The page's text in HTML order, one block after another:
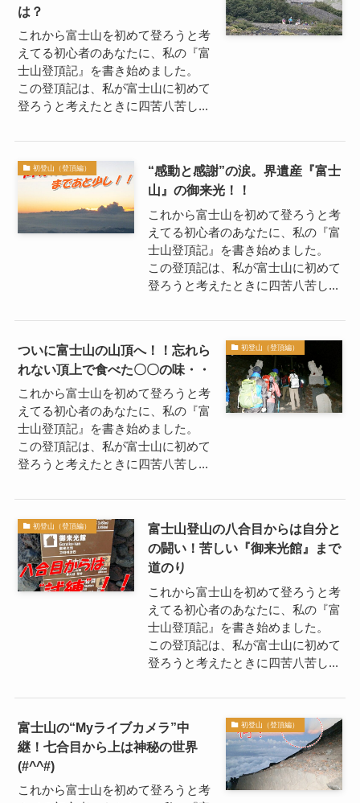
は？
これから富士山を初めて登ろうと考
えてる初心者のあなたに、私の『富
士山登頂記』を書き始めました。
この登頂記は、私が富士山に初めて
登ろうと考えたときに四苦八苦し...
初登山（登頂編）
“感動と感謝”の涙。界遺産『富士
山』の御来光！！
これから富士山を初めて登ろうと考
えてる初心者のあなたに、私の『富
士山登頂記』を書き始めました。
この登頂記は、私が富士山に初めて
登ろうと考えたときに四苦八苦し...
初登山（登頂編）
ついに富士山の山頂へ！！忘れら
れない頂上で食べた〇〇の味・・
これから富士山を初めて登ろうと考
えてる初心者のあなたに、私の『富
士山登頂記』を書き始めました。
この登頂記は、私が富士山に初めて
登ろうと考えたときに四苦八苦し...
初登山（登頂編）
富士山登山の八合目からは自分と
の闘い！苦しい『御来光館』まで
道のり
これから富士山を初めて登ろうと考
えてる初心者のあなたに、私の『富
士山登頂記』を書き始めました。
この登頂記は、私が富士山に初めて
登ろうと考えたときに四苦八苦し...
初登山（登頂編）
富士山の“Myライブカメラ”中
継！七合目から上は神秘の世界
(#^^#)
これから富士山を初めて登ろうと考